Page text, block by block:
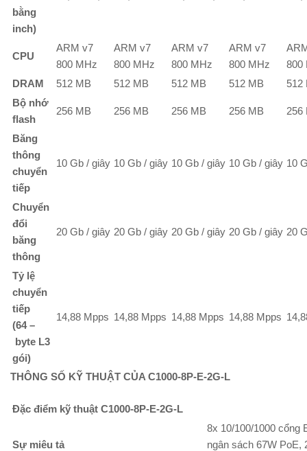
bằng
inch)
CPU
ARM v7
800 MHz
ARM v7
800 MHz
ARM v7
800 MHz
ARM v7
800 MHz
800
DRAM
512 MB 512 MB 512 MB 512 MB
512
Bộ nhớ
flash
256 MB 256 MB 256 MB 256 MB 256
Băng
thông
chuyển
tiếp
10 Gb / giây 10 Gb / giây 10 Gb / giây 10 Gb / giây 10
Chuyển
đổi
băng
thông
20 Gb / giây 20 Gb / giây 20 Gb / giây 20 Gb / giây 20
Tỷ lệ
chuyển
tiếp
(64 –
byte L3
gói)
14,88 Mpps 14,88 Mpps 14,88 Mpps 14,88 Mpps
THÔNG SỐ KỸ THUẬT CỦA C1000-8P-E-2G-L
Đặc điểm kỹ thuật C1000-8P-E-2G-L
Sự miêu tả
8x 10/100/1000 cổng
ngân sách 67W PoE,